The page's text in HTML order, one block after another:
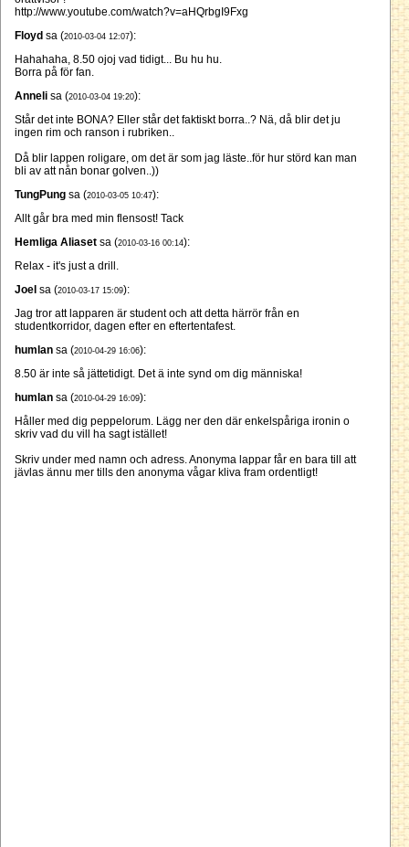
http://www.youtube.com/watch?v=aHQrbgI9Fxg
Floyd sa (2010-03-04 12:07):
Hahahaha, 8.50 ojoj vad tidigt... Bu hu hu.
Borra på för fan.
Anneli sa (2010-03-04 19:20):
Står det inte BONA? Eller står det faktiskt borra..? Nä, då blir det ju
ingen rim och ranson i rubriken..
Då blir lappen roligare, om det är som jag läste..för hur störd kan man
bli av att nån bonar golven..))
TungPung sa (2010-03-05 10:47):
Allt går bra med min flensost! Tack
Hemliga Aliaset sa (2010-03-16 00:14):
Relax - it's just a drill.
Joel sa (2010-03-17 15:09):
Jag tror att lapparen är student och att detta härrör från en
studentkorridor, dagen efter en eftertentafest.
humlan sa (2010-04-29 16:06):
8.50 är inte så jättetidigt. Det ä inte synd om dig människa!
humlan sa (2010-04-29 16:09):
Håller med dig peppelorum. Lägg ner den där enkelspåriga ironin o
skriv vad du vill ha sagt istället!
Skriv under med namn och adress. Anonyma lappar får en bara till att
jävlas ännu mer tills den anonyma vågar kliva fram ordentligt!